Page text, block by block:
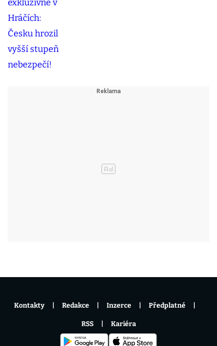
Kontakty Redakce Inzerce Předplatné
RSS Kariéra